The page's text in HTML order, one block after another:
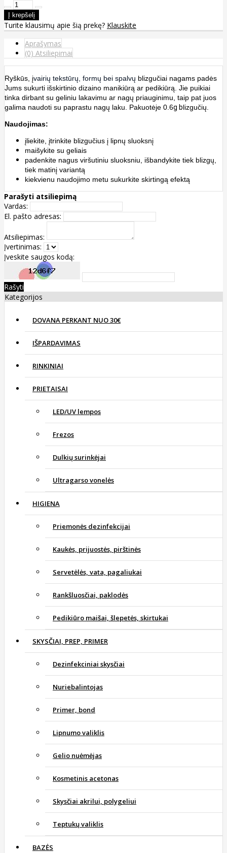
Turite klausimų apie šią prekę? Klauskite
Aprašymas
(0) Atsiliepimai
Ryškūs, įvairių tekstūrų, formų bei spalvų blizgučiai nagams padės
Jums sukurti išskirtinio dizaino manikiūrą ar pedikiūrą. Jie puikiai
tinka dirbant su geliniu lakavimu ar nagų priauginimu, taip pat juos
galima naudoti su paprastu nagų laku. Pakuotėje 0.6g blizgučių.
Naudojimas:
įliekite, įtrinkite blizgučius į lipnų sluoksnį
maišykite su geliais
padenkite nagus viršutiniu sluoksniu, išbandykite tiek blizgų,
tiek matinį variantą
kiekvienu naudojimo metu sukurkite skirtingą efektą
Parašyti atsiliepimą
Vardas:
El. pašto adresas:
Atsiliepimas:
Įvertinimas:
Įveskite saugos kodą:
Rašyti
Kategorijos
DOVANA PERKANT NUO 30€
IŠPARDAVIMAS
RINKINIAI
PRIETAISAI
LED/UV lempos
Frezos
Dulkių surinkėjai
Ultragarso vonelės
HIGIENA
Priemonės dezinfekcijai
Kaukės, prijuostės, pirštinės
Servetėlės, vata, pagaliukai
Rankšluosčiai, paklodės
Pedikiūro maišai, šlepetės, skirtukai
SKYSČIAI, PREP, PRIMER
Dezinfekciniai skysčiai
Nuriebalintojas
Primer, bond
Lipnumo valiklis
Gelio nuėmėjas
Kosmetinis acetonas
Skysčiai akrilui, polygeliui
Teptukų valiklis
BAZĖS